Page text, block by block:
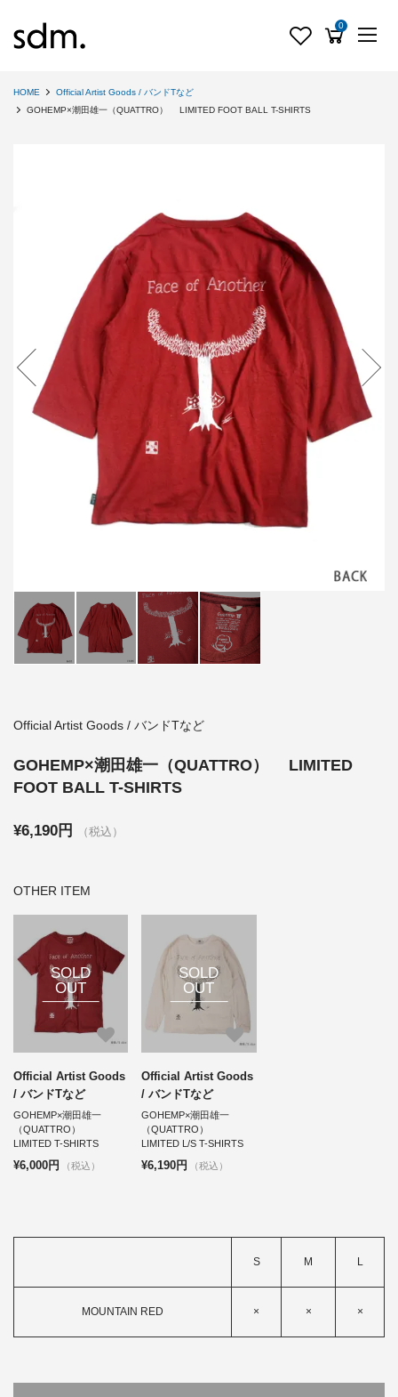
0
HOME
Official Artist Goods / バンドTなど
GOHEMP×潮田雄一（QUATTRO） LIMITED FOOT BALL T-SHIRTS
Official Artist Goods / バンドTなど
GOHEMP×潮田雄一（QUATTRO） LIMITED
FOOT BALL T-SHIRTS
¥6,190円 （税込）
OTHER ITEM
SOLD
OUT
Official Artist Goods
/ バンドTなど
GOHEMP×潮田雄一
（QUATTRO）
LIMITED T-SHIRTS
¥6,000円 （税込）
SOLD
OUT
Official Artist Goods
/ バンドTなど
GOHEMP×潮田雄一
（QUATTRO）
LIMITED L/S T-SHIRTS
¥6,190円 （税込）
S M L
MOUNTAIN RED × × ×